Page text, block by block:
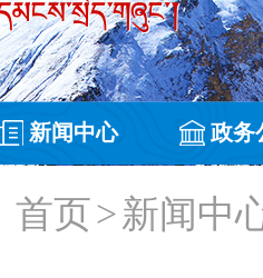
新闻中心 政务
首页>新闻中